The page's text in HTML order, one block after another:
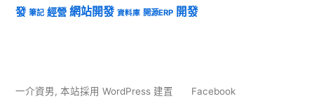
發 筆記 經營 網站開發 資料庫 開源ERP 開發
一介資男, 本站採用 WordPress 建置 Facebook